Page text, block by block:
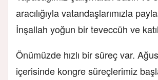
aracılığıyla vatandaşlarımızla
İnşallah yoğun bir teveccüh ve
Önümüzde hızlı bir süreç var.
içerisinde kongre süreçlerimiz